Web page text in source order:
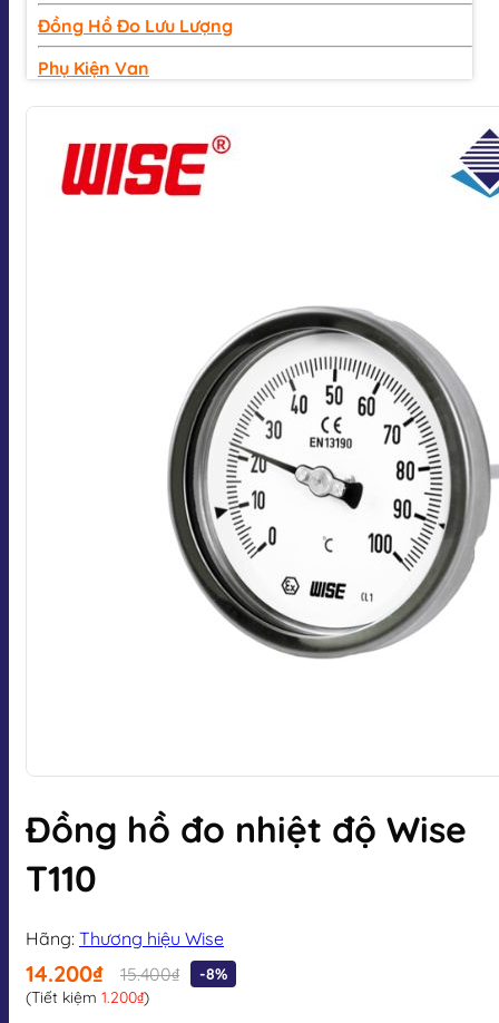
Đồng Hồ Đo Lưu Lượng
Phụ Kiện Van
Đồng hồ đo nhiệt độ Wise
T110
Hãng: Thương hiệu Wise
14.200₫ 15.400₫
-8%
(Tiết kiệm 1.200₫)